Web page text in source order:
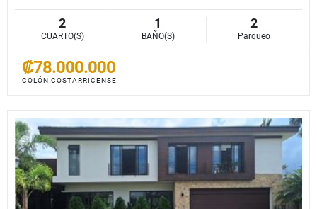
2
CUARTO(S)
1
BAÑO(S)
2
Parqueo
₡78.000.000
COLÓN COSTARRICENSE